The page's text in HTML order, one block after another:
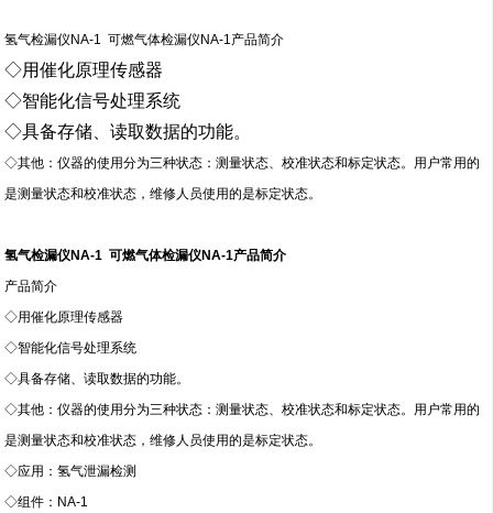
氢气检漏仪NA-1 可燃气体检漏仪NA-1产品简介
◇用催化原理传感器
◇智能化信号处理系统
◇具备存储、读取数据的功能。
◇其他：仪器的使用分为三种状态：测量状态、校准状态和标定状态。用户常用的
是测量状态和校准状态，维修人员使用的是标定状态。
氢气检漏仪NA-1 可燃气体检漏仪NA-1产品简介
产品简介
◇用催化原理传感器
◇智能化信号处理系统
◇具备存储、读取数据的功能。
◇其他：仪器的使用分为三种状态：测量状态、校准状态和标定状态。用户常用的
是测量状态和校准状态，维修人员使用的是标定状态。
◇应用：氢气泄漏检测
◇组件：NA-1